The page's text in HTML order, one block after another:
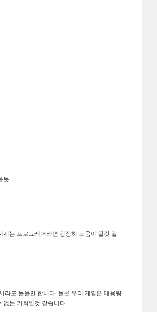
듯.
시는 프로그래머라면 굉장히 도움이 될것 같
라도 들을만 합니다. 물론 우리 게임은 대용량
없는 기회일것 같습니다.